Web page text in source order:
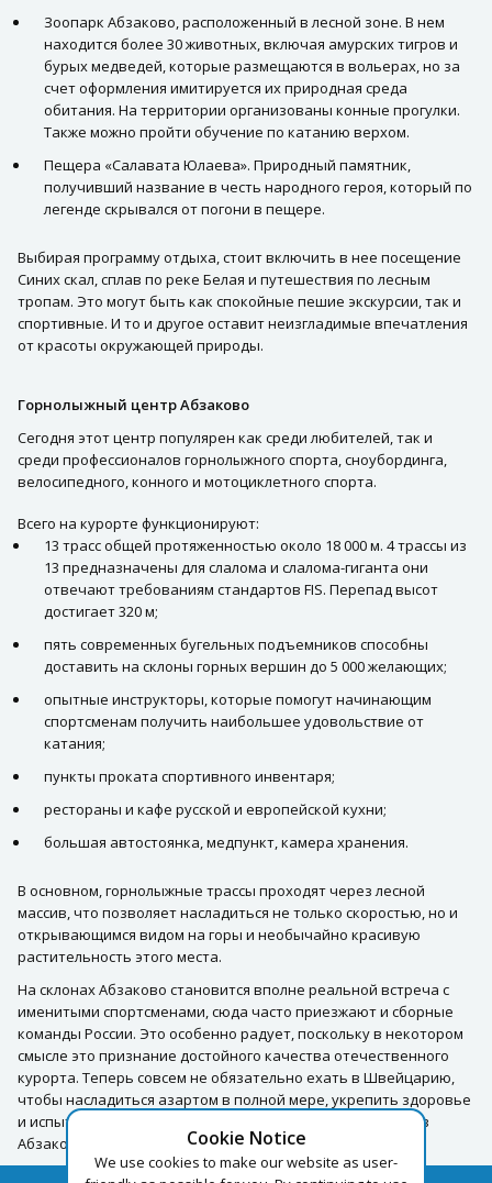
Зоопарк Абзаково, расположенный в лесной зоне. В нем
находится более 30 животных, включая амурских тигров и
бурых медведей, которые размещаются в вольерах, но за
счет оформления имитируется их природная среда
обитания. На территории организованы конные прогулки.
Также можно пройти обучение по катанию верхом.
Пещера «Салавата Юлаева». Природный памятник,
получивший название в честь народного героя, который по
легенде скрывался от погони в пещере.
Выбирая программу отдыха, стоит включить в нее посещение
Синих скал, сплав по реке Белая и путешествия по лесным
тропам. Это могут быть как спокойные пешие экскурсии, так и
спортивные. И то и другое оставит неизгладимые впечатления
от красоты окружающей природы.
Горнолыжный центр Абзаково
Сегодня этот центр популярен как среди любителей, так и
среди профессионалов горнолыжного спорта, сноубординга,
велосипедного, конного и мотоциклетного спорта.
Всего на курорте функционируют:
13 трасс общей протяженностью около 18 000 м. 4 трассы из
13 предназначены для слалома и слалома-гиганта они
отвечают требованиям стандартов FIS. Перепад высот
достигает 320 м;
пять современных бугельных подъемников способны
доставить на склоны горных вершин до 5 000 желающих;
опытные инструкторы, которые помогут начинающим
спортсменам получить наибольшее удовольствие от
катания;
пункты проката спортивного инвентаря;
рестораны и кафе русской и европейской кухни;
большая автостоянка, медпункт, камера хранения.
В основном, горнолыжные трассы проходят через лесной
массив, что позволяет насладиться не только скоростью, но и
открывающимся видом на горы и необычайно красивую
растительность этого места.
На склонах Абзаково становится вполне реальной встреча с
именитыми спортсменами, сюда часто приезжают и сборные
команды России. Это особенно радует, поскольку в некотором
смысле это признание достойного качества отечественного
курорта. Теперь совсем не обязательно ехать в Швейцарию,
чтобы насладиться азартом в полной мере, укрепить здоровье
и испытать свои силы! «Уральская Швейцария» — отдых в
Абзаково – намного ближе, стоит лишь протянуть руку!
Cookie Notice
We use cookies to make our website as user-